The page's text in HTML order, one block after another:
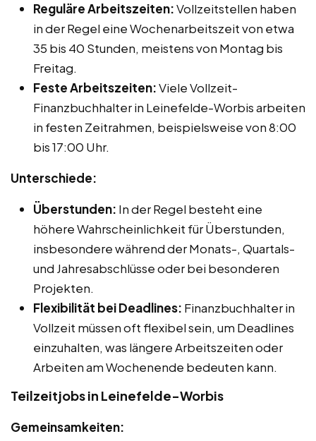
Reguläre Arbeitszeiten:Vollzeitstellen haben
in der Regel eine Wochenarbeitszeit von etwa
35 bis 40 Stunden, meistens von Montag bis
Freitag.
Feste Arbeitszeiten:Viele Vollzeit-
Finanzbuchhalter in Leinefelde-Worbis arbeiten
in festen Zeitrahmen, beispielsweise von 8:00
bis 17:00 Uhr.
Unterschiede:
Überstunden: In der Regel besteht eine
höhere Wahrscheinlichkeit für Überstunden,
insbesondere während der Monats-, Quartals-
und Jahresabschlüsse oder bei besonderen
Projekten.
Flexibilität bei Deadlines: Finanzbuchhalter in
Vollzeit müssen oft flexibel sein, um Deadlines
einzuhalten, was längere Arbeitszeiten oder
Arbeiten am Wochenende bedeuten kann.
Teilzeitjobs in Leinefelde-Worbis
Gemeinsamkeiten: